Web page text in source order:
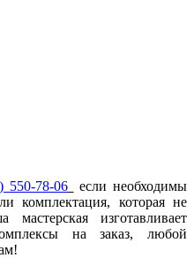
550-78-06
если необходимы
комплектация, которая не
изготавливает
на заказ, любой